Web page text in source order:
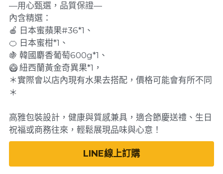
—用心甄選，品質保證—
內含精選：
🍎 日本蜜蘋果#36*1、
🍊 日本蜜柑*1、
🍇 韓國麝香葡萄600g*1、
🥝 紐西蘭黃金奇異果*1，
＊實際會以店內現有水果去搭配，價格可能會有所不同
＊
高雅包裝設計，健康與質感兼具，適合節慶送禮、生日
祝福或商務往來，輕鬆展現品味與心意！
LINE線上訂購